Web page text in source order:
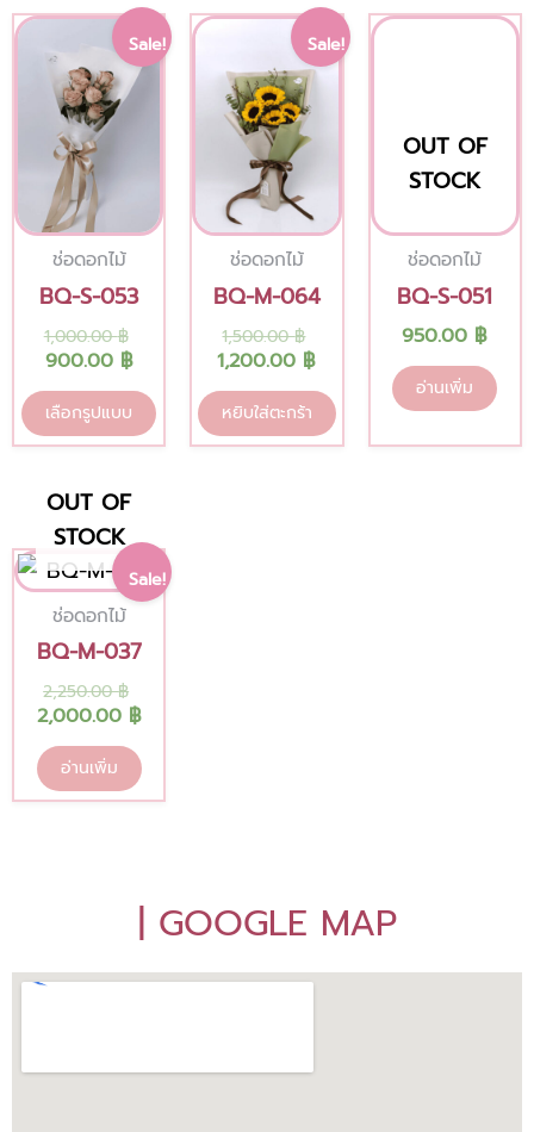
Sale!
ช่อดอกไม้
BQ-S-053
1,000.00฿
Original
price
was:
1,000.00 ฿.
900.00 ฿
Current
price
is:
เลือกรูปแบบ
This
product
multiple
options
chosen
the
product
Sale!
ช่อดอกไม้
BQ-M-064
1,500.00฿
Original
price
was:
1,500.00 ฿.
1,200.00 ฿
Current
price
is:
หยิบใส่ตะกร้า
OUT OF
STOCK
ช่อดอกไม้
BQ-S-051
950.00 ฿
อ่านเพิ่ม
Sale!
OUT OF
STOCK
ช่อดอกไม้
BQ-M-037
2,250.00฿
Original
price
was:
2,250.00 ฿.
2,000.00 ฿
Current
price
is:
2,000.00 ฿.
อ่านเพิ่ม
| GOOGLE MAP